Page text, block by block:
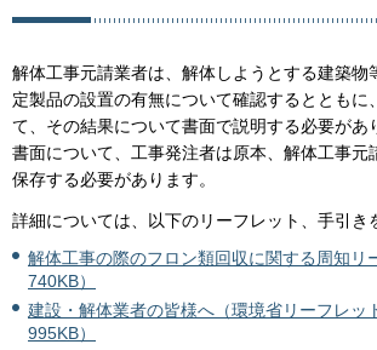
解体工事元請業者は、解体しようとする建築物
定製品の設置の有無について確認するとともに
て、その結果について書面で説明する必要があ
書面について、工事発注者は原本、解体工事元
保存する必要があります。
詳細については、以下のリーフレット、手引き
解体工事の際のフロン類回収に関する周知リ
740KB）
建設・解体業者の皆様へ（環境省リーフレッ
995KB）